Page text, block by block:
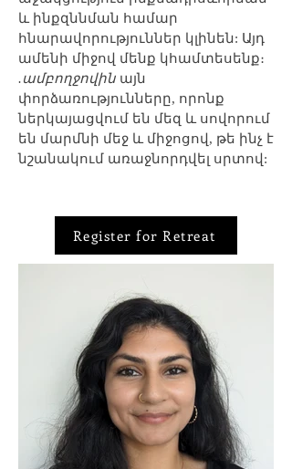
և ինքզննման համար
հնարավորություններ կլինեն: Այդ
ամենի միջով մենք կհամտեսենք։
.ամբողջովին այն
փորձառությունները, որոնք
ներկայացվում են մեզ և սովորում
են մարմնի մեջ և միջոցով, թե ինչ է
նշանակում առաջնորդվել սրտով:
Register for Retreat